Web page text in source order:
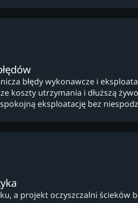
błędy wykonawcze i
koszty utrzymania i dłuższą
eksploatację bez
a projekt oczyszczalni ścieków